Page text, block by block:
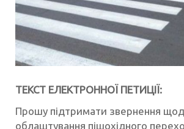
ТЕКСТ ЕЛЕКТРОННОЇ ПЕТИЦІЇ:
Прошу підтримати звернення
облаштування пішохідного